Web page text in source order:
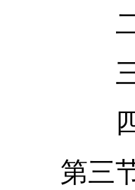
二、影
三、消
四、
第三节